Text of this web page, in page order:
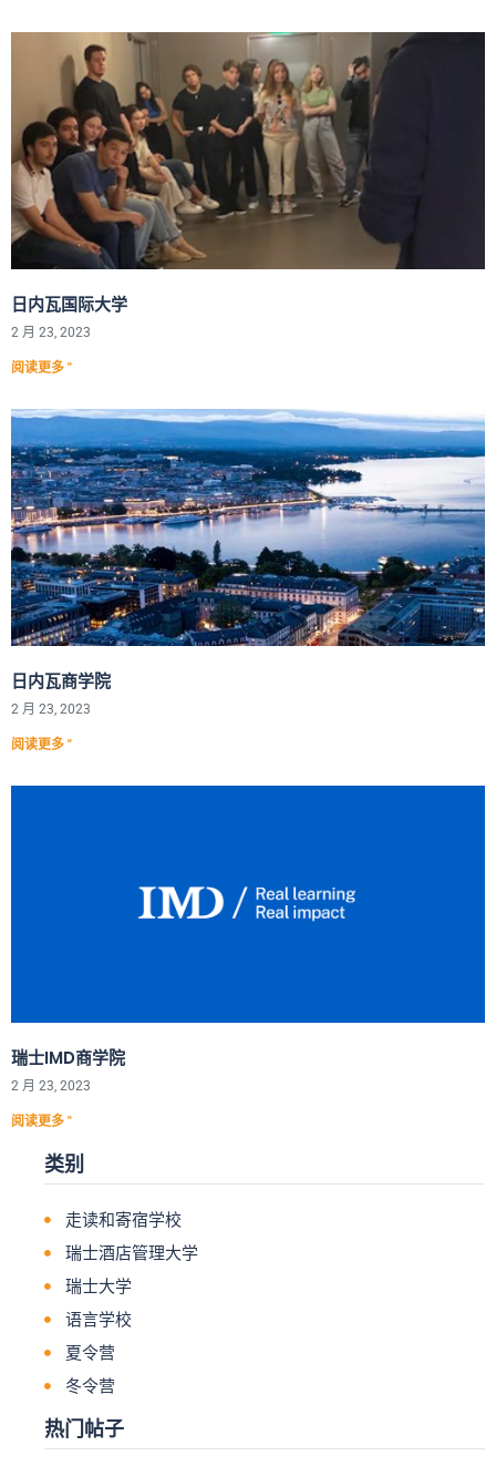
日内瓦国际大学
2 月 23, 2023
阅读更多 "
日内瓦商学院
2 月 23, 2023
阅读更多 "
瑞士IMD商学院
2 月 23, 2023
阅读更多 "
类别
走读和寄宿学校
瑞士酒店管理大学
瑞士大学
语言学校
夏令营
冬令营
热门帖子